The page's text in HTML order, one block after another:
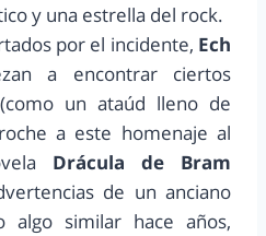
y una estrella del rock.
por el incidente, Ech
a encontrar ciertos
un ataúd lleno de
a este homenaje al
Drácula de Bram
de un anciano
algo similar hace años,